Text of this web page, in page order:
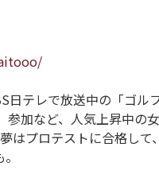
日テレで放送中の「ゴル
参加など、人気上昇中の
はプロテストに合格して